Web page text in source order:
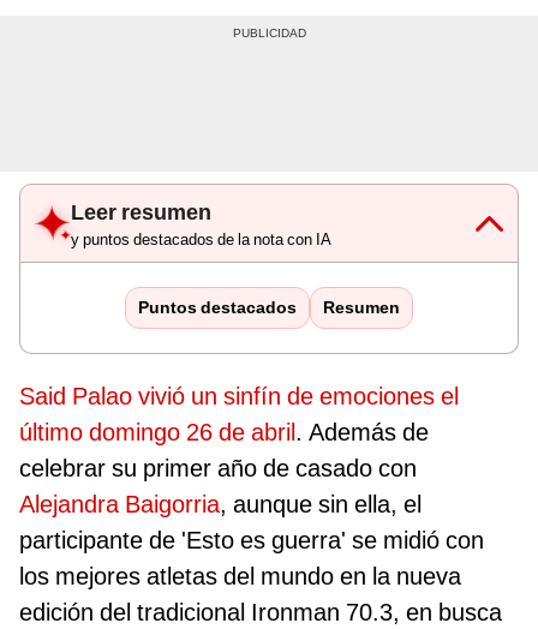
Leer resumen
y puntos destacados de la nota con IA
Puntos destacados Resumen
Said Palao vivió un sinfín de emociones el
último domingo 26 de abril. Además de
celebrar su primer año de casado con
Alejandra Baigorria, aunque sin ella, el
participante de 'Esto es guerra' se midió con
los mejores atletas del mundo en la nueva
edición del tradicional Ironman 70.3, en busca